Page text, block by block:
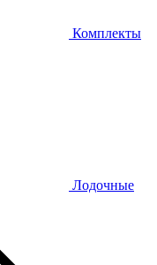
Комплекты
Лодочные